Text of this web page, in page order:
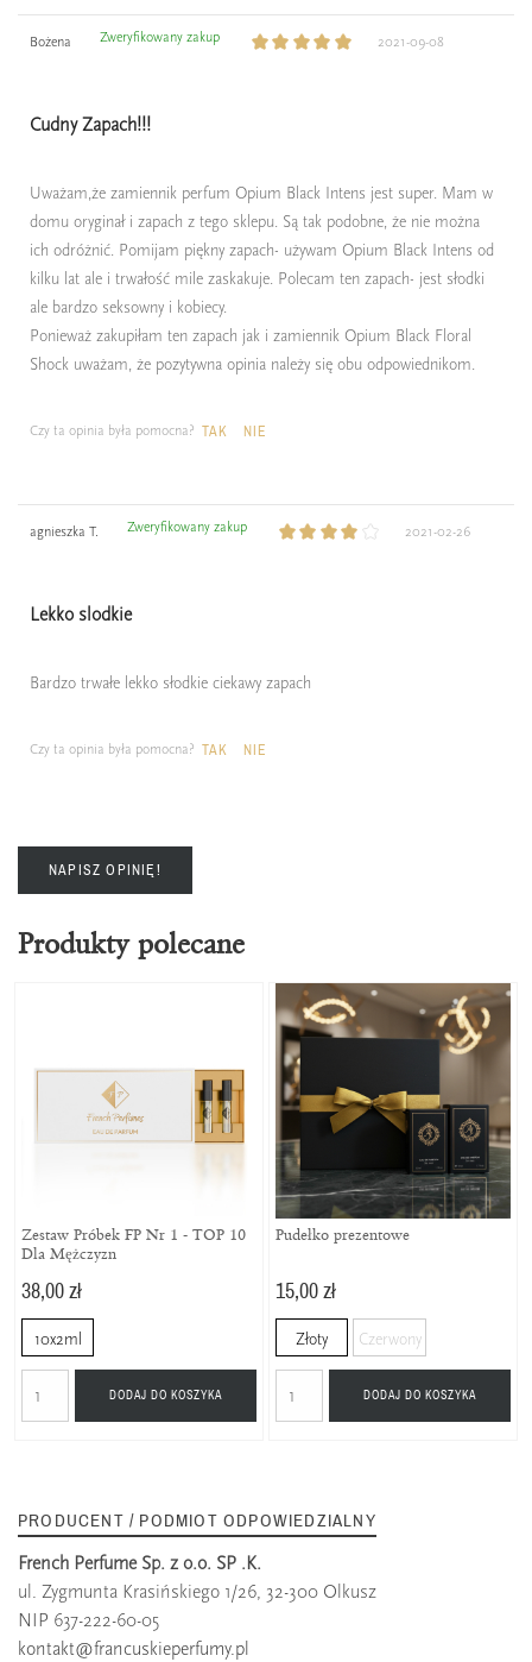
Bożena Zweryfikowany zakup 2021-09-08
Cudny Zapach!!!
Uważam,że zamiennik perfum Opium Black Intens jest super. Mam w
domu oryginał i zapach z tego sklepu. Są tak podobne, że nie można
ich odróżnić. Pomijam piękny zapach- używam Opium Black Intens od
kilku lat ale i trwałość mile zaskakuje. Polecam ten zapach- jest słodki
ale bardzo seksowny i kobiecy.
Ponieważ zakupiłam ten zapach jak i zamiennik Opium Black Floral
Shock uważam, że pozytywna opinia należy się obu odpowiednikom.
Czy ta opinia była pomocna? TAK NIE
agnieszka T. Zweryfikowany zakup 2021-02-26
Lekko slodkie
Bardzo trwałe lekko słodkie ciekawy zapach
Czy ta opinia była pomocna? TAK NIE
NAPISZ OPINIĘ!
Produkty polecane
Zestaw Próbek FP Nr 1 - TOP 10
Dla Mężczyzn
38,00 zł
10x2ml
DODAJ DO KOSZYKA
Pudełko prezentowe
15,00 zł
Złoty Czerwony
DODAJ DO KOSZYKA
PRODUCENT / PODMIOT ODPOWIEDZIALNY
French Perfume Sp. z o.o. SP .K.
ul. Zygmunta Krasińskiego 1/26, 32-300 Olkusz
NIP 637-222-60-05
kontakt@francuskieperfumy.pl